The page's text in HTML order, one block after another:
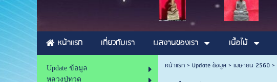
หน้าแรก เกี่ยวกับเรา ผลงานของเรา เนื้อไม้
Update ข้อมูล
หลวงปู่ทวด
หน้าแรก> Update ข้อมูล> เมษายน 2560>